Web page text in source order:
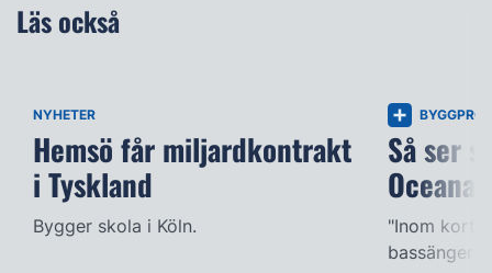
Läs också
NYHETER
Hemsö får miljardkontrakt
i Tyskland
Bygger skola i Köln.
Så ser
Oceana
"Inom kort